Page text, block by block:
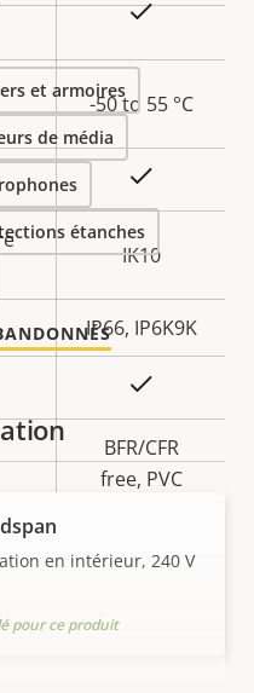
Oui
-50 to 55 °C
IK10
IP66, IP6K9K
BFR/CFR
free, PVC
et armoires
de média
étanches
en intérieur, 240 V
pour ce produit